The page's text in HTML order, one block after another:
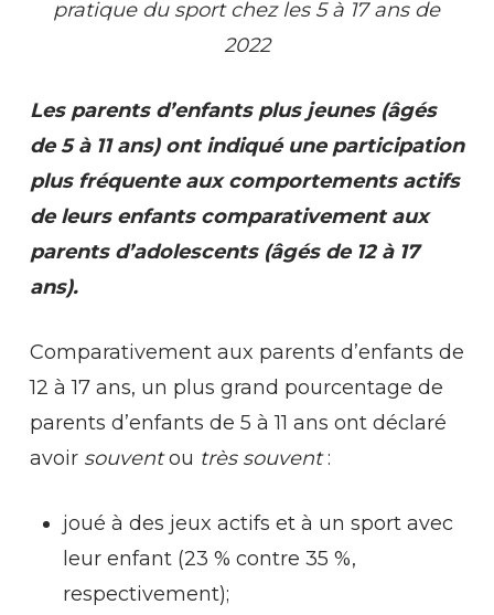
pratique du sport chez les 5 à 17 ans de
2022
Les parents d’enfants plus jeunes (âgés
de 5 à 11 ans) ont indiqué une participation
plus fréquente aux comportements actifs
de leurs enfants comparativement aux
parents d’adolescents (âgés de 12 à 17
ans).
Comparativement aux parents d’enfants de
12 à 17 ans, un plus grand pourcentage de
parents d’enfants de 5 à 11 ans ont déclaré
avoir souventou très souvent:
joué à des jeux actifs et à un sport avec
leur enfant (23 % contre 35 %,
respectivement);